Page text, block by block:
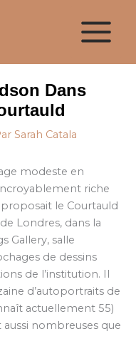
Dans
Sarah Catala
modeste en
riche
le Courtauld
Londres, dans la
Gallery, salle
de dessins
de l’institution. Il
d’autoportraits de
actuellement 55)
nombreuses que